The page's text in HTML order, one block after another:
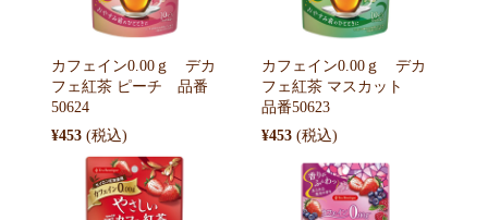
カフェイン0.00ｇ デカ
フェ紅茶 ピーチ 品番
50624
¥453
カフェイン0.00ｇ デカ
フェ紅茶 マスカット
品番50623
¥453